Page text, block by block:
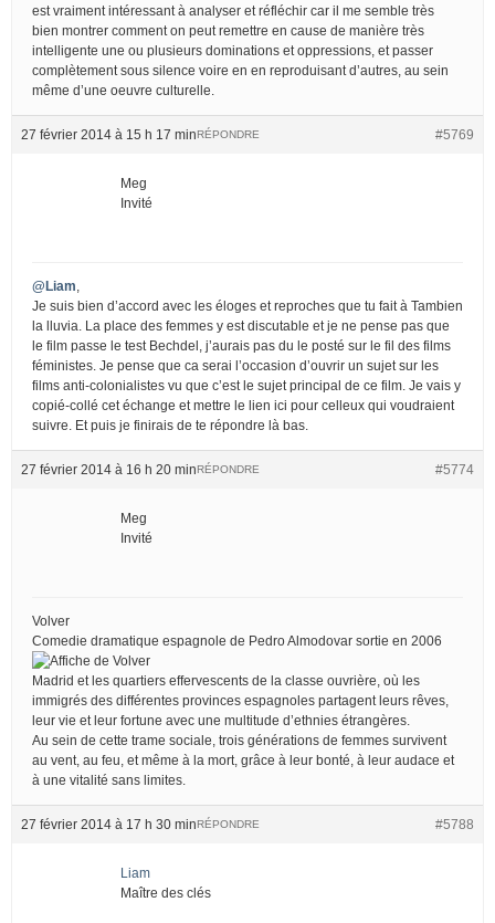
est vraiment intéressant à analyser et réfléchir car il me semble très
bien montrer comment on peut remettre en cause de manière très
intelligente une ou plusieurs dominations et oppressions, et passer
complètement sous silence voire en en reproduisant d’autres, au sein
même d’une oeuvre culturelle.
27 février 2014 à 15 h 17 min #5769
RÉPONDRE
Meg
Invité
@Liam
Je suis bien d’accord avec les éloges et reproches que tu fait à Tambien
la lluvia. La place des femmes y est discutable et je ne pense pas que
le film passe le test Bechdel, j’aurais pas du le posté sur le fil des films
féministes. Je pense que ca serai l’occasion d’ouvrir un sujet sur les
films anti-colonialistes vu que c’est le sujet principal de ce film. Je vais y
copié-collé cet échange et mettre le lien ici pour celleux qui voudraient
suivre. Et puis je finirais de te répondre là bas.
27 février 2014 à 16 h 20 min #5774
RÉPONDRE
Meg
Invité
Volver
Comedie dramatique espagnole de Pedro Almodovar sortie en 2006
Madrid et les quartiers effervescents de la classe ouvrière, où les
immigrés des différentes provinces espagnoles partagent leurs rêves,
leur vie et leur fortune avec une multitude d’ethnies étrangères.
Au sein de cette trame sociale, trois générations de femmes survivent
au vent, au feu, et même à la mort, grâce à leur bonté, à leur audace et
à une vitalité sans limites.
27 février 2014 à 17 h 30 min #5788
RÉPONDRE
Liam
Maître des clés